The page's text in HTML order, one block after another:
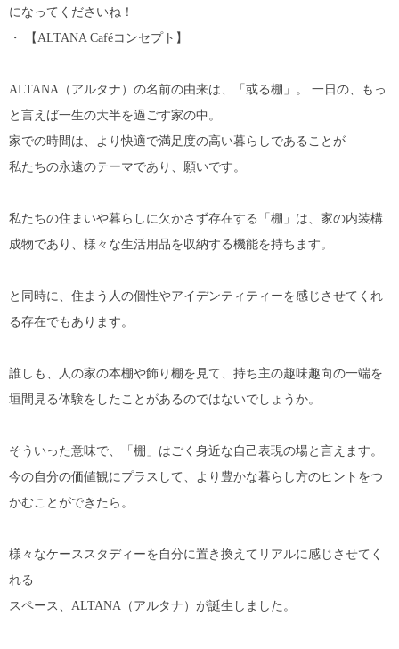
になってくださいね！
・ 【ALTANA Caféコンセプト】
ALTANA（アルタナ）の名前の由来は、「或る棚」。 一日の、もっ
と言えば一生の大半を過ごす家の中。
家での時間は、より快適で満足度の高い暮らしであることが
私たちの永遠のテーマであり、願いです。
私たちの住まいや暮らしに欠かさず存在する「棚」は、家の内装構
成物であり、様々な生活用品を収納する機能を持ちます。
と同時に、住まう人の個性やアイデンティティーを感じさせてくれ
る存在でもあります。
誰しも、人の家の本棚や飾り棚を見て、持ち主の趣味趣向の一端を
垣間見る体験をしたことがあるのではないでしょうか。
そういった意味で、「棚」はごく身近な自己表現の場と言えます。
今の自分の価値観にプラスして、より豊かな暮らし方のヒントをつ
かむことができたら。
様々なケーススタディーを自分に置き換えてリアルに感じさせてく
れる
スペース、ALTANA（アルタナ）が誕生しました。